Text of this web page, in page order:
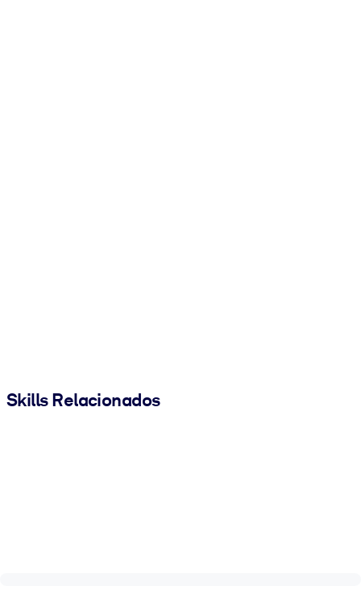
Skills Relacionados